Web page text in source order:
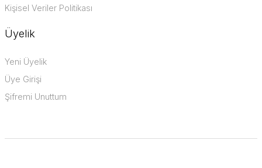
Kişisel Veriler Politikası
Üyelik
Yeni Üyelik
Üye Girişi
Şifremi Unuttum